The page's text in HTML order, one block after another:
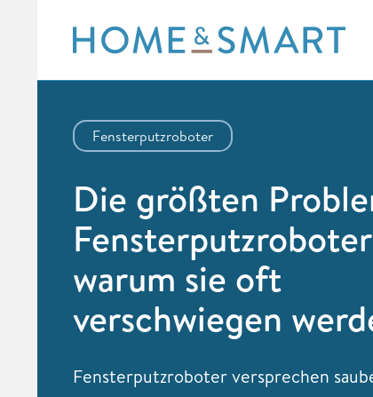
content
Fensterputzroboter
Die größten
warum sie oft
verschwiegen
Fensterputzroboter versprechen